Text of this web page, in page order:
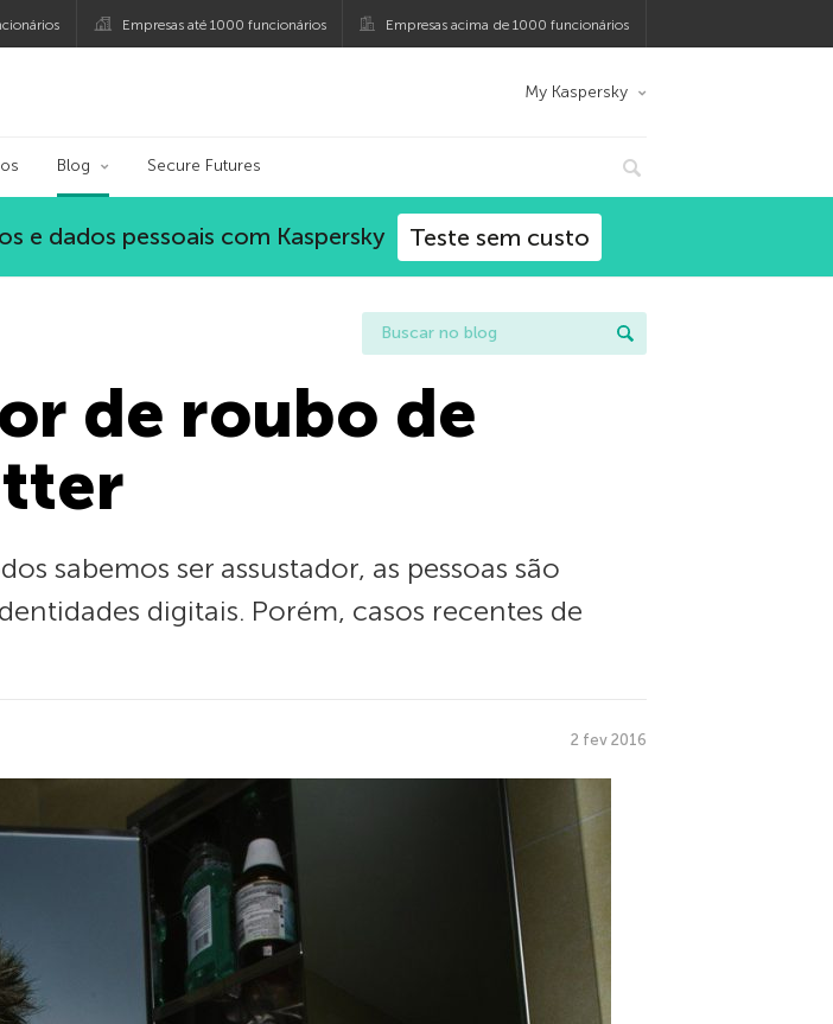
Empresas até 1000 funcionários Empresas acima de 1000 funcionários
My Kaspersky
Blog Secure Futures
e dados pessoais com Kaspersky Teste sem custo
de roubo de
sabemos ser assustador, as pessoas são
digitais. Porém, casos recentes de
2 fev 2016